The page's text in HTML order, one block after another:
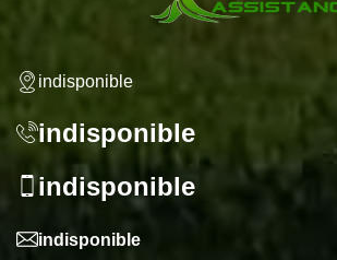
indisponible
indisponible
indisponible
indisponible